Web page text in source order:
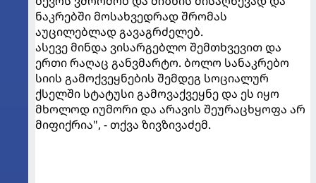
ნაკრებში მოსახვედრად შრომას
აუცილებლად გავაგრძელებ.
ასევე მინდა ვისარგებლო შემთხვევით და
ერთი რაღაც განვმარტო. ბოლო სანაკრებო
სიის გამოქვეყნების შემდეგ სოციალურ
ქსელში სტატუსი გამოვაქვეყნე და ეს იყო
მხოლოდ იუმორი და არავის შეურაცხყოფა არ
მიფიქრია", - თქვა ზივზივაძემ.